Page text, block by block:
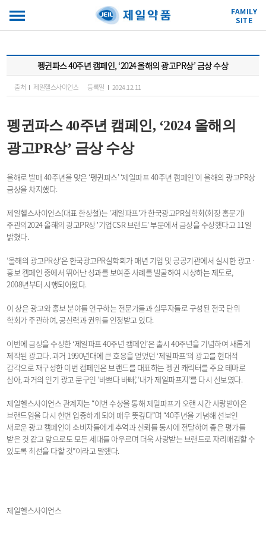
FAMILY
SITE
펭귄파스 40주년 캠페인, ‘2024 올해의 광고PR상’ 금상 수상
출처 제일헬스사이언스 등록일 2024.12.11
펭귄파스 40주년 캠페인, ‘2024 올해의
광고PR상’ 금상 수상
올해로 발매 40주년을 맞은 ‘펭귄파스’ ‘제일파프 40주년 캠페인’이 올해의 광고PR상
금상을 차지했다.
제일헬스사이언스(대표 한상철)는 '제일파프'가 한국광고PR실학회(회장 홍문기)
주관의2024 올해의 광고PR상 '기업CSR 브랜드' 부문에서 금상을 수상했다고 11일
밝혔다.
‘올해의 광고PR상’은 한국광고PR실학회가 매년 기업 및 공공기관에서 실시한 광고·
홍보 캠페인 중에서 뛰어난 성과를 보여준 사례를 발굴하여 시상하는 제도로,
2008년부터 시행되어왔다.
이 상은 광고와 홍보 분야를 연구하는 전문가들과 실무자들로 구성된 전국 단위
학회가 주관하여, 공신력과 권위를 인정받고 있다.
이번에 금상을 수상한 ‘제일파프 40주년 캠페인’은 출시 40주년을 기념하여 새롭게
제작된 광고다. 과거 1990년대에 큰 호응을 얻었던 ‘제일파프’의 광고를 현대적
감각으로 재구성한 이번 캠페인은 브랜드를 대표하는 펭귄 캐릭터를 주요 테마로
삼아, 과거의 인기 광고 문구인 ‘바쁘다 바빠’, ‘내가 제일파프지’를 다시 선보였다.
제일헬스사이언스 관계자는 “이번 수상을 통해 제일파프가 오랜 시간 사랑받아온
브랜드임을 다시 한번 입증하게 되어 매우 뜻깊다”며 “40주년을 기념해 선보인
새로운 광고 캠페인이 소비자들에게 추억과 신뢰를 동시에 전달하여 좋은 평가를
받은 것 같고 앞으로도 모든 세대를 아우르며 더욱 사랑받는 브랜드로 자리매김할 수
있도록 최선을 다할 것”이라고 말했다.
제일헬스사이언스